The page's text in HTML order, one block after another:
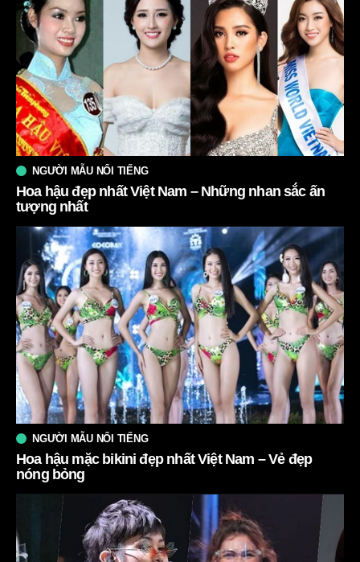
NGƯỜI MẪU NỔI TIẾNG
Hoa hậu đẹp nhất Việt Nam – Những nhan sắc ấn
tượng nhất
NGƯỜI MẪU NỔI TIẾNG
Hoa hậu mặc bikini đẹp nhất Việt Nam – Vẻ đẹp
nóng bỏng